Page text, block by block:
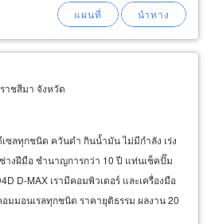
าชสีมา จังหวัด
ซลทุกชนิด ควันดำ กินน้ำมัน ไม่มีกำลัง เร่ง
ช่างฝีมือ ชำนาญการกว่า 10 ปี แท่นเช็คปั๊ม
D-MAX เรามีคอมพิวเตอร์ และเครื่องมือ
มมอนเรลทุกชนิด ราคายุติธรรม ผลงาน 20